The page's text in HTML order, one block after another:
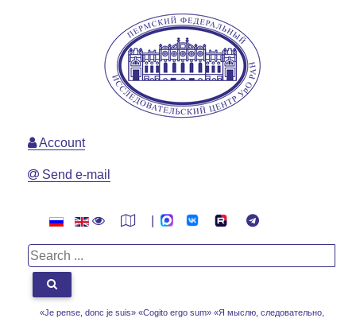
«Je pense, donc je suis» «Cogito ergo sum» «Я мыслю, следовательно,
Account
Send e-mail